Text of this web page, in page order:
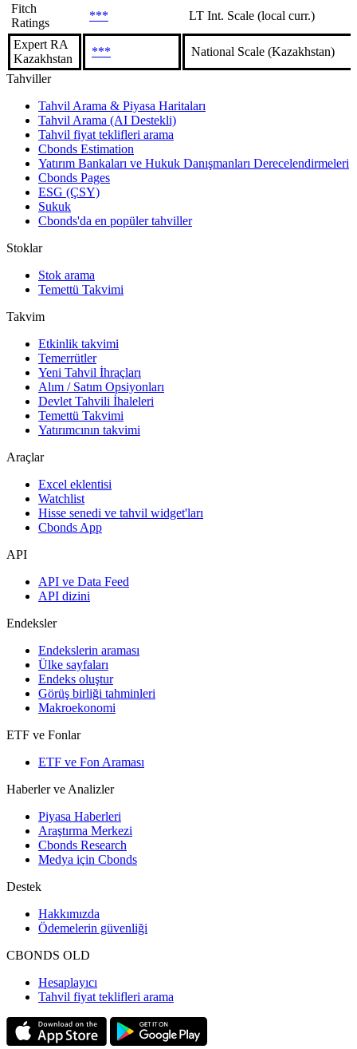
Fitch
Ratings
*** LT Int. Scale (local curr.)
Expert RA
Kazakhstan
***
National Scale (Kazakhstan)
Tahviller
Tahvil Arama & Piyasa Haritaları
Tahvil Arama (AI Destekli)
Tahvil fiyat teklifleri arama
Cbonds Estimation
Yatırım Bankaları ve Hukuk Danışmanları Derecelendirmeleri
Cbonds Pages
ESG (ÇSY)
Sukuk
Cbonds'da en popüler tahviller
Stoklar
Stok arama
Temettü Takvimi
Takvim
Etkinlik takvimi
Temerrütler
Yeni Tahvil İhraçları
Alım / Satım Opsiyonları
Devlet Tahvili İhaleleri
Temettü Takvimi
Yatırımcının takvimi
Araçlar
Excel eklentisi
Watchlist
Hisse senedi ve tahvil widget'ları
Cbonds App
API
API ve Data Feed
API dizini
Endeksler
Endekslerin araması
Ülke sayfaları
Endeks oluştur
Görüş birliği tahminleri
Makroekonomi
ETF ve Fonlar
ETF ve Fon Araması
Haberler ve Analizler
Piyasa Haberleri
Araştırma Merkezi
Cbonds Research
Medya için Cbonds
Destek
Hakkımızda
Ödemelerin güvenliği
CBONDS OLD
Hesaplayıcı
Tahvil fiyat teklifleri arama